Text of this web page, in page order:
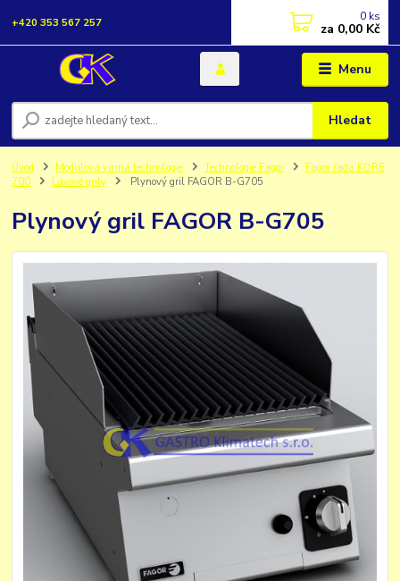
Menu
Hledat
+420 353 567 257 0 ks
za 0,00 Kč
Úvod Modulová varná technologie Technologie Fagor
Fagor řada KORE
700
Lávové grily Plynový gril FAGOR B-G705
Plynový gril FAGOR B-G705